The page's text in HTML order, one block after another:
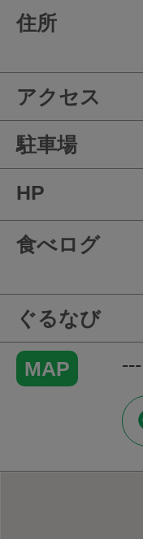
住所
アクセス
駐車場
HP
食べログ
ぐるなび
MAP ---